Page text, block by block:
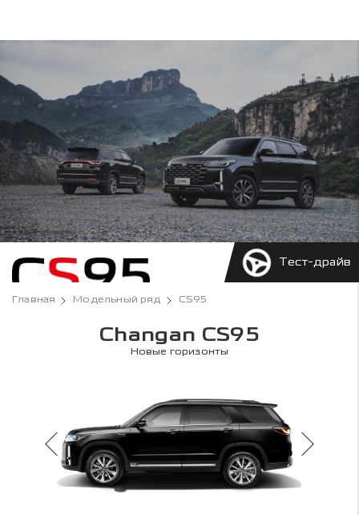
Тест-драйв
Главная Модельный ряд CS95
Changan CS95
Новые горизонты